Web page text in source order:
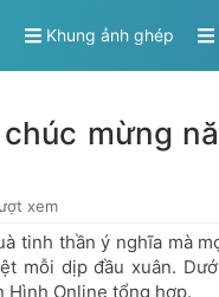
Khung ảnh ghép
mừng
xem
tinh thần ý nghĩa mà
mỗi dịp đầu xuân.
Hình Online tổng hợp.